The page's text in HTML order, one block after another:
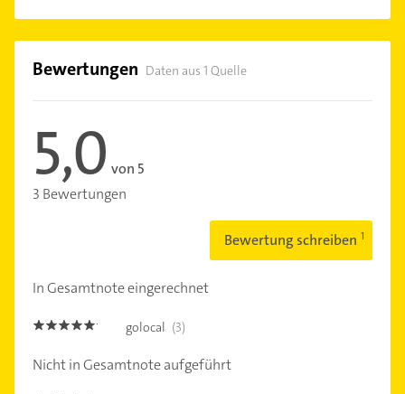
Bewertungen Daten aus 1 Quelle
5,0 von 5
3 Bewertungen
Bewertung schreiben
In Gesamtnote eingerechnet
5.0 golocal (3)
Nicht in Gesamtnote aufgeführt